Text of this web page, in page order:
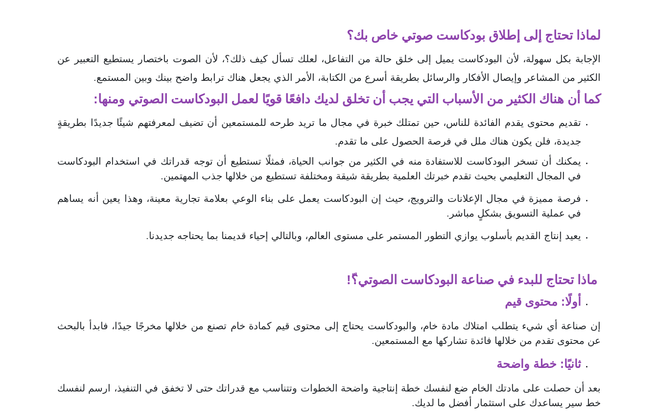
لماذا تحتاج إلى إطلاق بودكاست صوتي خاص بك؟
الإجابة بكل سهولة، لأن البودكاست يميل إلى خلق حالة من التفاعل، لعلك تسأل كيف ذلك؟، لأن الصوت باختصار يستطيع التعبير عن
الكثير من المشاعر وإيصال الأفكار والرسائل بطريقة أسرع من الكتابة، الأمر الذي يجعل هناك ترابط واضح بينك وبين المستمع.
كما أن هناك الكثير من الأسباب التي يجب أن تخلق لديك دافعًا قويًا لعمل البودكاست الصوتي ومنها:
تقديم محتوى يقدم الفائدة للناس، حين تمتلك خبرة في مجال ما تريد طرحه للمستمعين أن تضيف لمعرفتهم شيئًا جديدًا بطريقةٍ
جديدة، فلن يكون هناك ملل في فرصة الحصول على ما تقدم.
يمكنك أن تسخر البودكاست للاستفادة منه في الكثير من جوانب الحياة، فمثلًا تستطيع أن توجه قدراتك في استخدام البودكاست
في المجال التعليمي بحيث تقدم خبرتك العلمية بطريقة شيقة ومختلفة تستطيع من خلالها جذب المهتمين.
فرصة مميزة في مجال الإعلانات والترويج، حيث إن البودكاست يعمل على بناء الوعي بعلامة تجارية معينة، وهذا يعين أنه يساهم
في عملية التسويق بشكلٍ مباشر.
يعيد إنتاج القديم بأسلوب يوازي التطور المستمر على مستوى العالم، وبالتالي إحياء قديمنا بما يحتاجه جديدنا.
ماذا تحتاج للبدء في صناعة البودكاست الصوتي؟ّ!
أولًا: محتوى قيم
إن صناعة أي شيء يتطلب امتلاك مادة خام، والبودكاست يحتاج إلى محتوى قيم كمادة خام تصنع من خلالها مخرجًا جيدًا، فابدأ بالبحث
عن محتوى تقدم من خلالها فائدة تشاركها مع المستمعين.
ثانيًا: خطة واضحة
بعد أن حصلت على مادتك الخام ضع لنفسك خطة إنتاجية واضحة الخطوات وتتناسب مع قدراتك حتى لا تخفق في التنفيذ، ارسم لنفسك
خط سير يساعدك على استثمار أفضل ما لديك.